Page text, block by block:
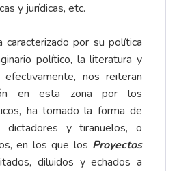
y jurídicas, etc.
caracterizado por su política
político, la literatura y
nos reiteran
en esta zona por los
ha tomado la forma de
dictadores y tiranuelos, o
en los que los Proyectos
diluidos y echados a